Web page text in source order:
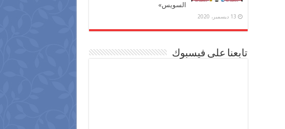
السويس»
13 ديسمبر، 2020
تابعنا على فيسبوك